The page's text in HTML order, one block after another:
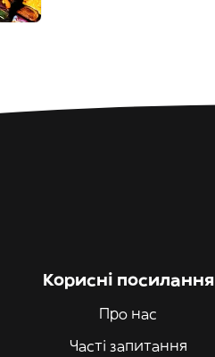
Корисні посилання
Про нас
Часті запитання